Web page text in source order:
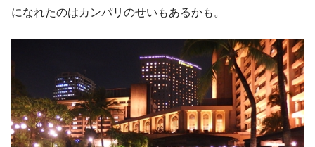
になれたのはカンパリのせいもあるかも。